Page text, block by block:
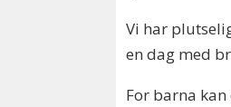
Vi har
en dag med
For barna